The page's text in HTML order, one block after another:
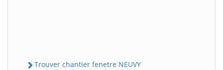
Trouver chantier fenetre NEUVY